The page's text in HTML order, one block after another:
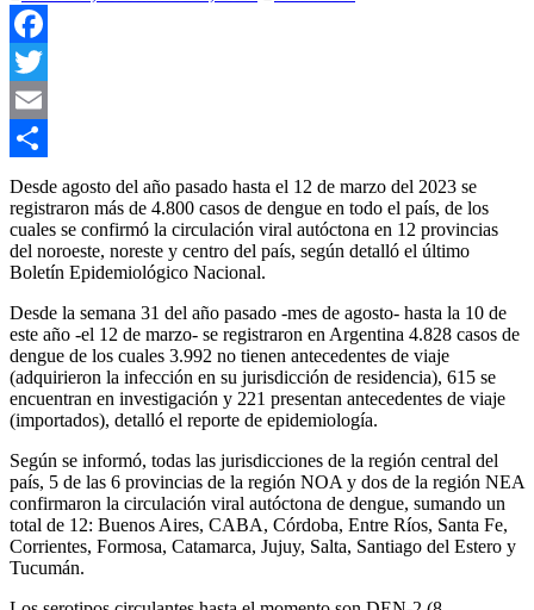
Facebook
Twitter
Email
Compartir
Desde agosto del año pasado hasta el 12 de marzo del 2023 se
registraron más de 4.800 casos de dengue en todo el país, de los
cuales se confirmó la circulación viral autóctona en 12 provincias
del noroeste, noreste y centro del país, según detalló el último
Boletín Epidemiológico Nacional.
Desde la semana 31 del año pasado -mes de agosto- hasta la 10 de
este año -el 12 de marzo- se registraron en Argentina 4.828 casos de
dengue de los cuales 3.992 no tienen antecedentes de viaje
(adquirieron la infección en su jurisdicción de residencia), 615 se
encuentran en investigación y 221 presentan antecedentes de viaje
(importados), detalló el reporte de epidemiología.
Según se informó, todas las jurisdicciones de la región central del
país, 5 de las 6 provincias de la región NOA y dos de la región NEA
confirmaron la circulación viral autóctona de dengue, sumando un
total de 12: Buenos Aires, CABA, Córdoba, Entre Ríos, Santa Fe,
Corrientes, Formosa, Catamarca, Jujuy, Salta, Santiago del Estero y
Tucumán.